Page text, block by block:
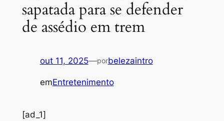
sapatada para se defender
de assédio em trem
out 11, 2025—porbelezaintro
emEntretenimento
[ad_1]